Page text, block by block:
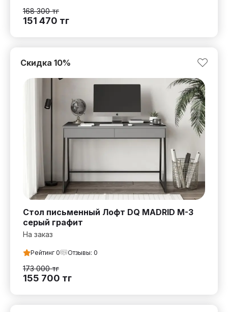
168 300тг
151 470 тг
Стол письменный Лофт DQ MADRID М-3
серый графит
Скидка 10%
На заказ
Рейтинг 0 Отзывы: 0
173 000тг
155 700 тг